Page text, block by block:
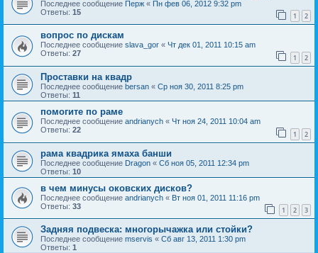
Последнее сообщение Перж « Пн фев 06, 2012 9:32 pm
Ответы: 15 1 2
вопрос по дискам
Последнее сообщение slava_gor « Чт дек 01, 2011 10:15 am
Ответы: 27 1 2
Проставки на квадр
Последнее сообщение bersan « Ср ноя 30, 2011 8:25 pm
Ответы: 11
помогите по раме
Последнее сообщение andrianych « Чт ноя 24, 2011 10:04 am
Ответы: 22 1 2
рама квадрика ямаха банши
Последнее сообщение Dragon « Сб ноя 05, 2011 12:34 pm
Ответы: 10
в чeм минусы оковских дисков?
Последнее сообщение andrianych « Вт ноя 01, 2011 11:16 pm
Ответы: 33 1 2 3
Задняя подвеска: многорычажка или стойки?
Последнее сообщение mservis « Сб авг 13, 2011 1:30 pm
Ответы: 1